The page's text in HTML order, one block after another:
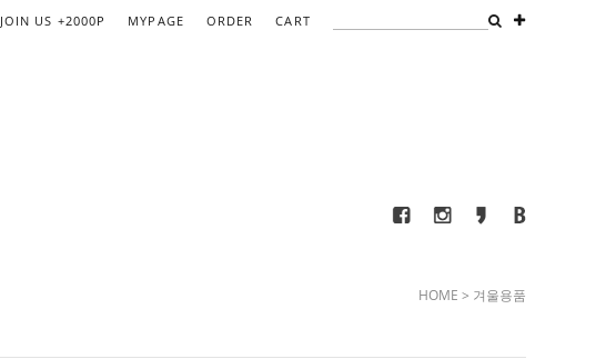
JOIN US +2000P MYPAGE ORDER CART
HOME > 겨울용품